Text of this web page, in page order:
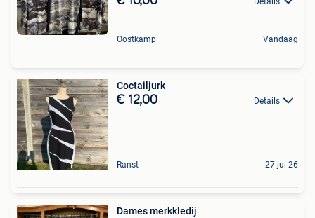
Oostkamp Vandaag
Coctailjurk
€ 12,00 Details
Ranst 27 jul 26
Dames merkkledij